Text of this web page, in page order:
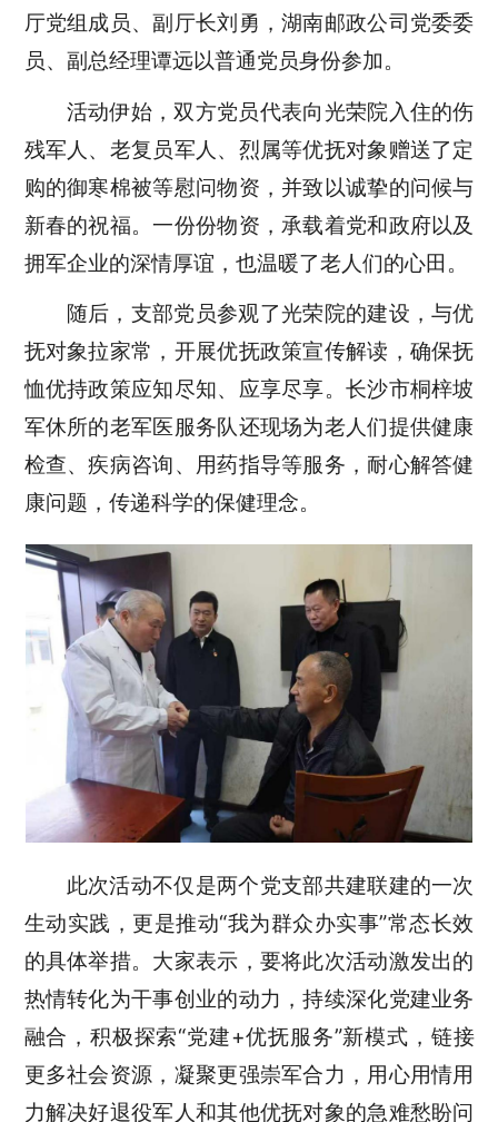
厅党组成员、副厅长刘勇，湖南邮政公司党委委
员、副总经理谭远以普通党员身份参加。
活动伊始，双方党员代表向光荣院入住的伤
残军人、老复员军人、烈属等优抚对象赠送了定
购的御寒棉被等慰问物资，并致以诚挚的问候与
新春的祝福。一份份物资，承载着党和政府以及
拥军企业的深情厚谊，也温暖了老人们的心田。
随后，支部党员参观了光荣院的建设，与优
抚对象拉家常，开展优抚政策宣传解读，确保抚
恤优持政策应知尽知、应享尽享。长沙市桐梓坡
军休所的老军医服务队还现场为老人们提供健康
检查、疾病咨询、用药指导等服务，耐心解答健
康问题，传递科学的保健理念。
此次活动不仅是两个党支部共建联建的一次
生动实践，更是推动“我为群众办实事”常态长效
的具体举措。大家表示，要将此次活动激发出的
热情转化为干事创业的动力，持续深化党建业务
融合，积极探索“党建+优抚服务”新模式，链接
更多社会资源，凝聚更强崇军合力，用心用情用
力解决好退役军人和其他优抚对象的急难愁盼问